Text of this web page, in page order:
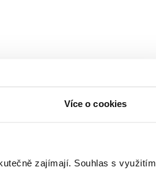
Více o cookies
zajímají. Souhlas s využitím